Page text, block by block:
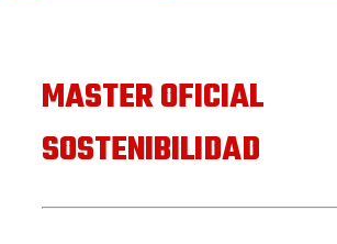
MASTER OFICIAL
SOSTENIBILIDAD